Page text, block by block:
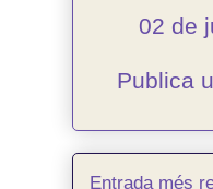
02 de
Publica
Entrada més